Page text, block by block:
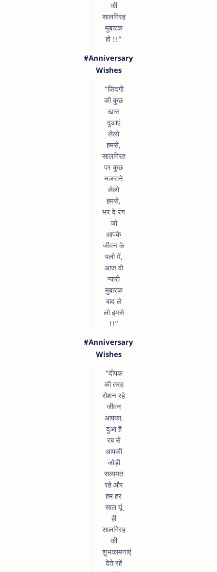
की
सालगिरह
मुबारक
हो !!”
#Anniversary
Wishes
“जिंदगी
की कुछ
खास
दुआएं
लेलो
हमसे,
सालगिरह
पर कुछ
नजराने
लेलो
हमसे,
भर दे रंग
जो
आपके
जीवन के
पलो में,
आज वो
प्यारी
मुबारक
बाद ले
लो हमसे
!!”
#Anniversary
Wishes
“दीपक
की तरह
रोशन रहे
जीवन
आपका,
दुआ है
रब से
आपकी
जोड़ी
सलामत
रहे और
हम हर
साल यूं
ही
सालगिरह
की
शुभकामनाएं
देते रहें